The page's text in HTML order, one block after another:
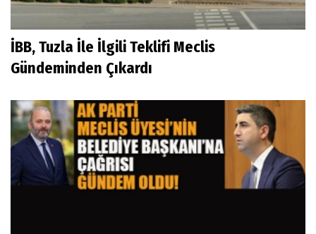
İBB, Tuzla İle İlgili Teklifi Meclis
Gündeminden Çıkardı